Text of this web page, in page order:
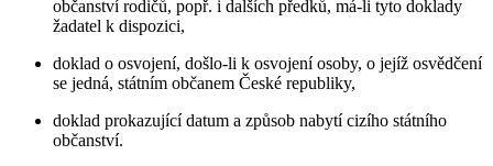
občanství rodičů, popř. i dalších předků, má-li tyto doklady
žadatel k dispozici,
doklad o osvojení, došlo-li k osvojení osoby, o jejíž osvědčení
se jedná, státním občanem České republiky,
doklad prokazující datum a způsob nabytí cizího státního
občanství.